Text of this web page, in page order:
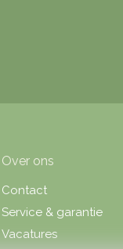
Over ons
Contact
Service & garantie
Vacatures